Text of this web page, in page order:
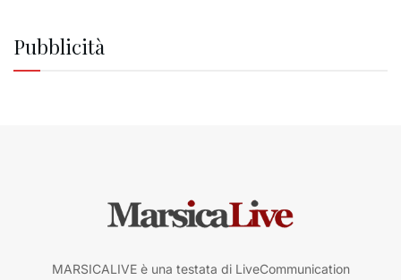
Pubblicità
MARSICALIVE è una testata di LiveCommunication